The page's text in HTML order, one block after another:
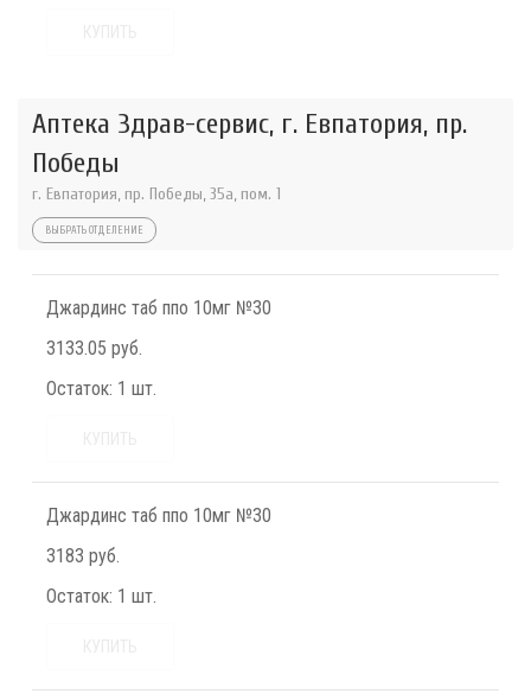
Аптека Здрав-сервис, г. Евпатория, пр.
Победы
г. Евпатория, пр. Победы, 35а, пом. 1
ВЫБРАТЬ ОТДЕЛЕНИЕ
Джардинс таб ппо 10мг №30
3133.05 руб.
Остаток: 1 шт.
Джардинс таб ппо 10мг №30
3183 руб.
Остаток: 1 шт.